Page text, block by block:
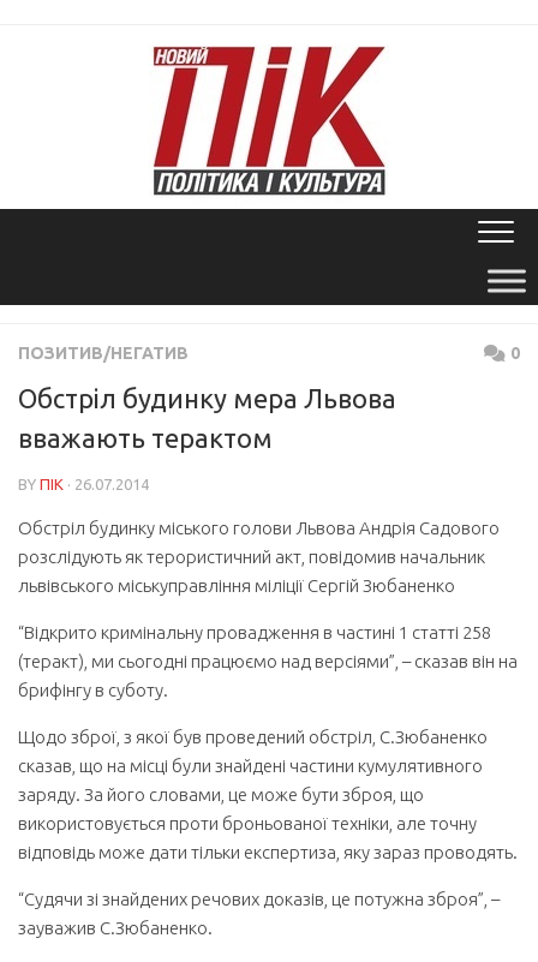
ПОЗИТИВ/НЕГАТИВ 0
Обстріл будинку мера Львова
вважають терактом
BY ПІК · 26.07.2014
Обстріл будинку міського голови Львова Андрія Садового
розслідують як терористичний акт, повідомив начальник
львівського міськуправління міліції Сергій Зюбаненко
“Відкрито кримінальну провадження в частині 1 статті 258
(теракт), ми сьогодні працюємо над версіями”, – сказав він на
брифінгу в суботу.
Щодо зброї, з якої був проведений обстріл, С.Зюбаненко
сказав, що на місці були знайдені частини кумулятивного
заряду. За його словами, це може бути зброя, що
використовується проти броньованої техніки, але точну
відповідь може дати тільки експертиза, яку зараз проводять.
“Судячи зі знайдених речових доказів, це потужна зброя”, –
зауважив С.Зюбаненко.